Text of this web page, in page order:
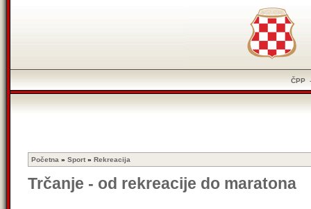
ČPP
Početna » Sport » Rekreacija
Trčanje - od rekreacije do maratona